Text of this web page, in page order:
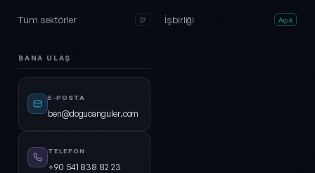
Tüm sektörler 27 İşbirliği Açık
BANA ULAŞ
E-POSTA
ben@dogucanguler.com
TELEFON
+90 541 838 82 23